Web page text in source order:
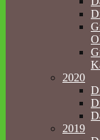
2020
2019